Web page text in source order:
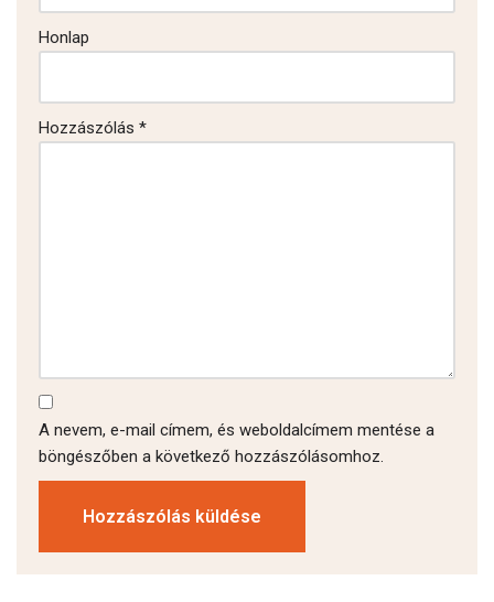
Honlap
Hozzászólás *
A nevem, e-mail címem, és weboldalcímem mentése a
böngészőben a következő hozzászólásomhoz.